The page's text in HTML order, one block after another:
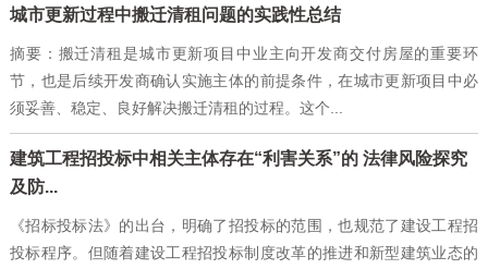
城市更新过程中搬迁清租问题的实践性总结
摘要：搬迁清租是城市更新项目中业主向开发商交付房屋的重要环
节，也是后续开发商确认实施主体的前提条件，在城市更新项目中必
须妥善、稳定、良好解决搬迁清租的过程。这个...
建筑工程招投标中相关主体存在“利害关系”的 法律风险探究
及防...
《招标投标法》的出台，明确了招投标的范围，也规范了建设工程招
投标程序。但随着建设工程招投标制度改革的推进和新型建筑业态的